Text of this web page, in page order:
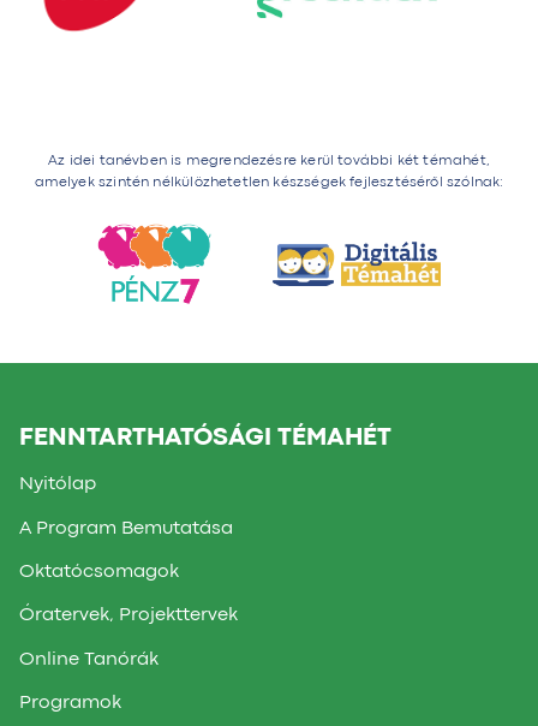
Az idei tanévben is megrendezésre kerül további két témahét,
amelyek szintén nélkülözhetetlen készségek fejlesztéséről szólnak:
FENNTARTHATÓSÁGI TÉMAHÉT
Nyitólap
A Program Bemutatása
Oktatócsomagok
Óratervek, Projekttervek
Online Tanórák
Programok